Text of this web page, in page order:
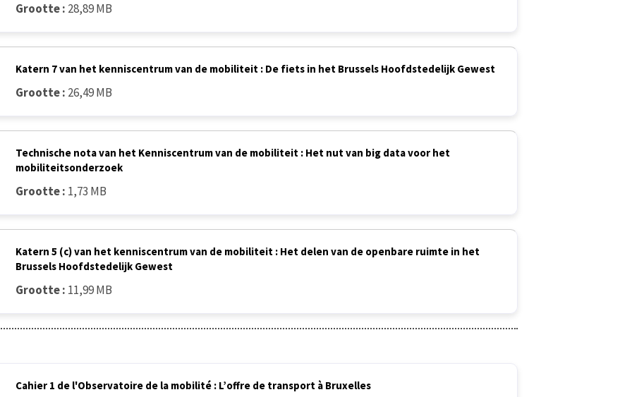
Grootte : 28,89 MB
Katern 7 van het kenniscentrum van de mobiliteit : De fiets in het Brussels Hoofdstedelijk Gewest
Grootte : 26,49 MB
Technische nota van het Kenniscentrum van de mobiliteit : Het nut van big data voor het
mobiliteitsonderzoek
Grootte : 1,73 MB
Katern 5 (c) van het kenniscentrum van de mobiliteit : Het delen van de openbare ruimte in het
Brussels Hoofdstedelijk Gewest
Grootte : 11,99 MB
Cahier 1 de l'Observatoire de la mobilité : L’offre de transport à Bruxelles